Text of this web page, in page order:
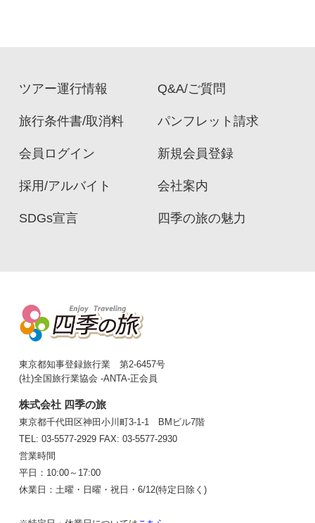
ツアー運行情報 Q&A/ご質問
旅行条件書/取消料 パンフレット請求
会員ログイン 新規会員登録
採用/アルバイト 会社案内
SDGs宣言 四季の旅の魅力
東京都知事登録旅行業 第2-6457号
(社)全国旅行業協会 -ANTA-正会員
株式会社 四季の旅
東京都千代田区神田小川町3-1-1 BMビル7階
TEL: 03-5577-2929FAX: 03-5577-2930
営業時間
平日：10:00～17:00
休業日：土曜・日曜・祝日・6/12(特定日除く)